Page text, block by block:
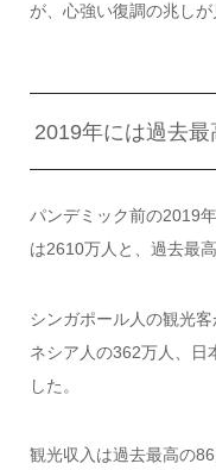
が、心強い復調の兆しが
2019年には過去最
パンデミック前の2019
は2610万人と、過去最
シンガポール人の観光
ネシア人の362万人、日
した。
観光収入は過去最高の